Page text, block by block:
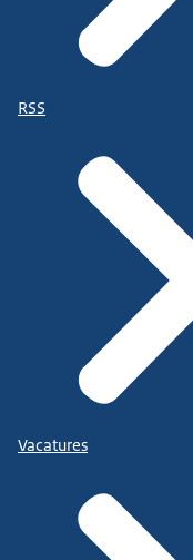
RSS
Vacatures